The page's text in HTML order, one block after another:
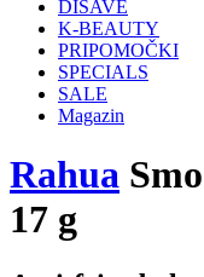
DIŠAVE
K-BEAUTY
PRIPOMOČKI
SPECIALS
SALE
Magazin
Rahua
17 g